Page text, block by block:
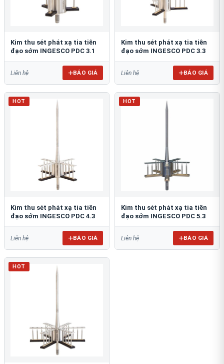
Kim thu sét phát xạ tia tiên
đạo sớm INGESCO PDC 3.1
Liên hệ BÁO GIÁ
Kim thu sét phát xạ tia tiên
đạo sớm INGESCO PDC 3.3
Liên hệ BÁO GIÁ
HOT
Kim thu sét phát xạ tia tiên
đạo sớm INGESCO PDC 4.3
Liên hệ BÁO GIÁ
HOT
Kim thu sét phát xạ tia tiên
đạo sớm INGESCO PDC 5.3
Liên hệ BÁO GIÁ
HOT